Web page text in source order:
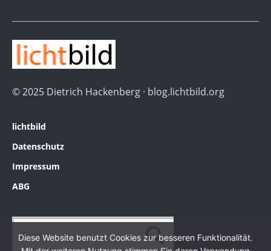
© 2025 Dietrich Hackenberg · blog.lichtbild.org
lichtbild
Datenschutz
Impressum
ABG
Diese Website benutzt Cookies zur besseren Funktionalität.